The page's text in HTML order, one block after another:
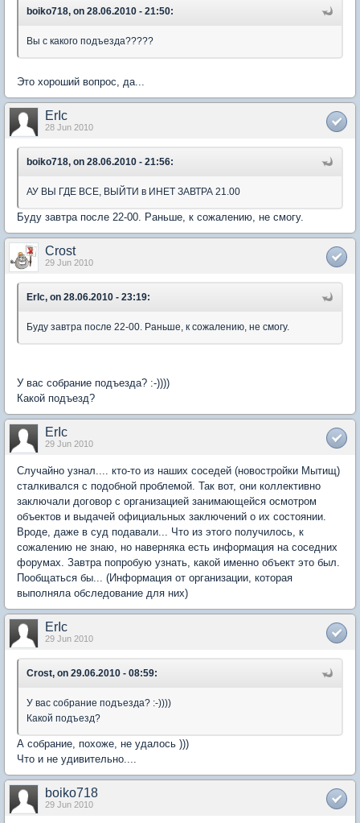
boiko718, on 28.06.2010 - 21:50:
Вы с какого подъезда?????
Это хороший вопрос, да...
ErIc
28 Jun 2010
boiko718, on 28.06.2010 - 21:56:
АУ ВЫ ГДЕ ВСЕ, ВЫЙТИ в ИНЕТ ЗАВТРА 21.00
Буду завтра после 22-00. Раньше, к сожалению, не смогу.
Crost
29 Jun 2010
ErIc, on 28.06.2010 - 23:19:
Буду завтра после 22-00. Раньше, к сожалению, не смогу.
У вас собрание подъезда? :-))))
Какой подъезд?
ErIc
29 Jun 2010
Случайно узнал.... кто-то из наших соседей (новостройки Мытищ)
сталкивался с подобной проблемой. Так вот, они коллективно
заключали договор с организацией занимающейся осмотром
объектов и выдачей официальных заключений о их состоянии.
Вроде, даже в суд подавали... Что из этого получилось, к
сожалению не знаю, но наверняка есть информация на соседних
форумах. Завтра попробую узнать, какой именно объект это был.
Пообщаться бы... (Информация от организации, которая
выполняла обследование для них)
ErIc
29 Jun 2010
Crost, on 29.06.2010 - 08:59:
У вас собрание подъезда? :-))))
Какой подъезд?
А собрание, похоже, не удалось )))
Что и не удивительно....
boiko718
29 Jun 2010